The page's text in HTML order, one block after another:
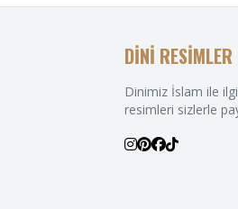
DİNİ RESİMLER
Dinimiz İslam ile
resimleri sizlerle